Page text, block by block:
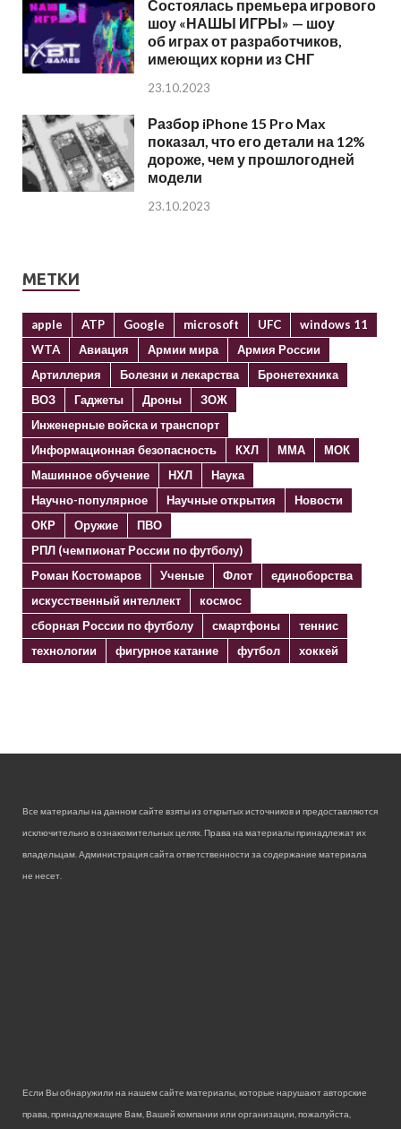
Состоялась премьера игрового
шоу «НАШЫ ИГРЫ» — шоу
об играх от разработчиков,
имеющих корни из СНГ
23.10.2023
Разбор iPhone 15 Pro Max
показал, что его детали на 12%
дороже, чем у прошлогодней
модели
23.10.2023
МЕТКИ
apple ATP Google microsoft UFC
windows 11
WTA
Авиация Армии мира
Армия России
Артиллерия
Болезни и лекарства
Бронетехника
ВОЗ
Гаджеты Дроны
ЗОЖ
Инженерные войска и транспорт
Информационная безопасность
КХЛ ММА
МОК
Машинное обучение
НХЛ
Наука
Научно-популярное
Научные открытия
Новости
ОКР
Оружие
ПВО
РПЛ (чемпионат России по футболу)
Роман Костомаров
Ученые Флот
единоборства
искусственный интеллект
космос
сборная России по футболу
смартфоны
теннис
технологии
фигурное катание футбол хоккей
Все материалы на данном сайте взяты из открытых источников и предоставляются
исключительно в ознакомительных целях. Права на материалы принадлежат их
владельцам. Администрация сайта ответственности за содержание материала
не несет.
Если Вы обнаружили на нашем сайте материалы, которые нарушают авторские
права, принадлежащие Вам, Вашей компании или организации, пожалуйста,